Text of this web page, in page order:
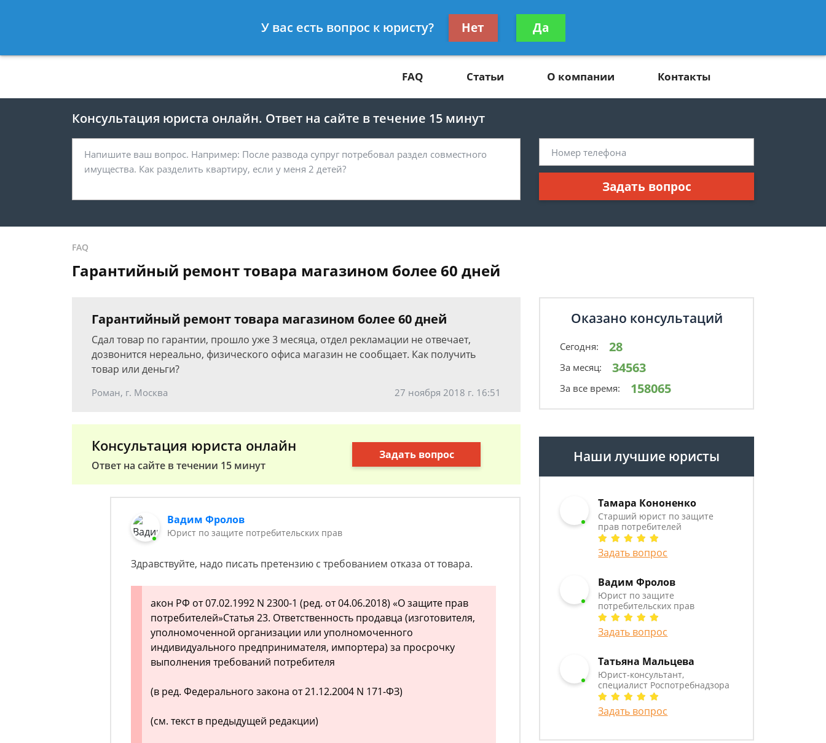
8 812 425-67-81
Получите консультацию
бесплатно
FAQ Статьи О компании Контакты
Консультация юриста онлайн. Ответ на сайте в течение 15 минут
Задать вопрос
FAQ
Гарантийный ремонт товара магазином более 60 дней
Гарантийный ремонт товара магазином более 60 дней
Сдал товар по гарантии, прошло уже 3 месяца, отдел рекламации не отвечает,
дозвонится нереально, физического офиса магазин не сообщает. Как получить
товар или деньги?
Роман, г. Москва 27 ноября 2018 г. 16:51
Консультация юриста онлайн
Ответ на сайте в течении 15 минут
Задать вопрос
Вадим Фролов
Юрист по защите потребительских прав
Здравствуйте, надо писать претензию с требованием отказа от товара.
акон РФ от 07.02.1992 N 2300-1 (ред. от 04.06.2018) «О защите прав
потребителей»Статья 23. Ответственность продавца (изготовителя,
уполномоченной организации или уполномоченного
индивидуального предпринимателя, импортера) за просрочку
выполнения требований потребителя
(в ред. Федерального закона от 21.12.2004 N 171-ФЗ)
(см. текст в предыдущей редакции)
Оказано консультаций
Сегодня: 28
За месяц: 34563
За все время: 158065
Наши лучшие юристы
Тамара Кононенко
Старший юрист по защите
прав потребителей
Задать вопрос
Вадим Фролов
Юрист по защите
потребительских прав
Задать вопрос
Татьяна Мальцева
Юрист-консультант,
специалист Роспотребнадзора
Задать вопрос
У вас есть вопрос к юристу? Нет Да